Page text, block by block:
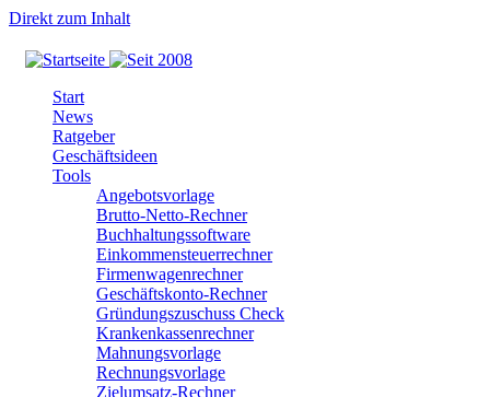
Direkt zum Inhalt
Start
News
Ratgeber
Geschäftsideen
Tools
Angebotsvorlage
Brutto-Netto-Rechner
Buchhaltungssoftware
Einkommensteuerrechner
Firmenwagenrechner
Geschäftskonto-Rechner
Gründungszuschuss Check
Krankenkassenrechner
Mahnungsvorlage
Rechnungsvorlage
Zielumsatz-Rechner